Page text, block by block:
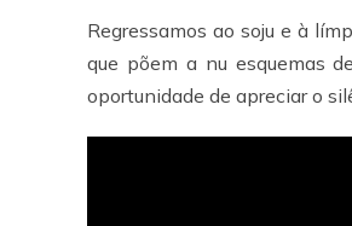
Regressamos ao soju e à
que põem a nu esquemas
oportunidade de apreciar o